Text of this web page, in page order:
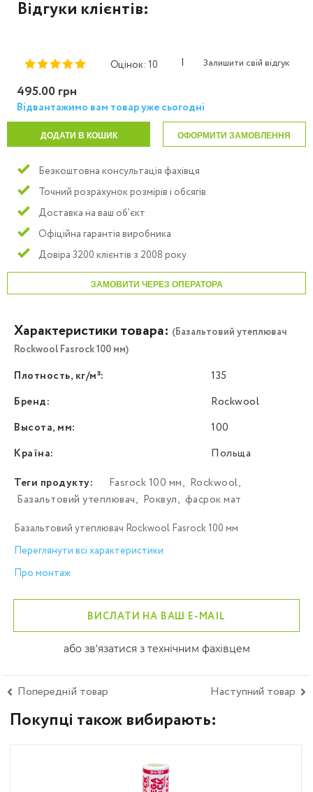
Відгуки клієнтів:
Оцінок: 10 | Залишити свій відгук
495.00 грн
Відвантажимо вам товар уже сьогодні
ДОДАТИ В КОШИК ОФОРМИТИ ЗАМОВЛЕННЯ
Безкоштовна консультація фахівця
Точний розрахунок розмірів і обсягів
Доставка на ваш об'єкт
Офіційна гарантія виробника
Довіра 3200 клієнтів з 2008 року
ЗАМОВИТИ ЧЕРЕЗ ОПЕРАТОРА
Характеристики товара: (Базальтовий утеплювач
Rockwool Fasrock 100 мм)
Плотность, кг/м³:
135
Бренд:
Rockwool
Высота, мм:
100
Країна:
Польща
Теги продукту:
Fasrock 100 мм, Rockwool,
Базальтовий утеплювач, Роквул, фасрок мат
Базальтовий утеплювач Rockwool Fasrock 100 мм
Переглянути всі характеристики
Про монтаж
ВИСЛАТИ НА ВАШ E-MAIL
або зв'язатися з технічним фахівцем
Попередній товар Наступний товар
Покупці також вибирають: